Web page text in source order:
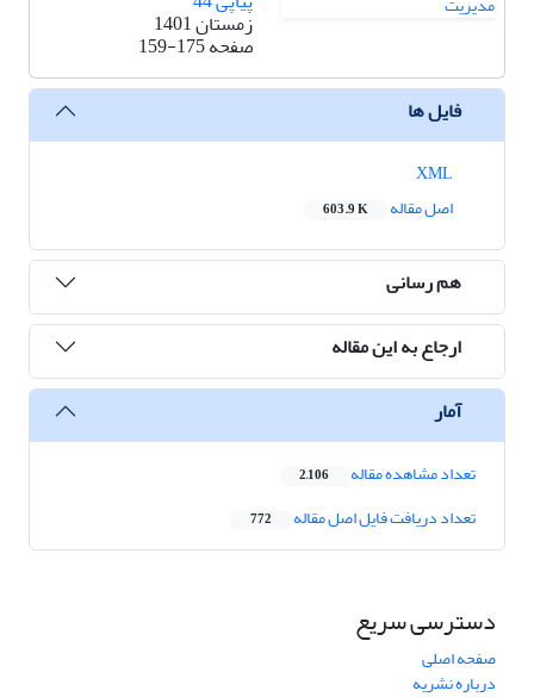
زمستان 1401
صفحه159-175
فایل ها
اصل مقاله
603.9 K
هم رسانی
ارجاع به این مقاله
آمار
تعداد مشاهده مقاله 2,106
تعداد دریافت فایل اصل مقاله 772
دسترسی سریع
صفحه اصلی
درباره نشریه